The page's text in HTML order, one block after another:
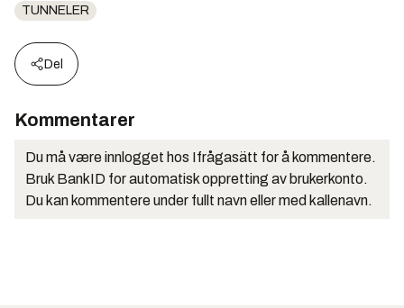
TUNNELER
Del
Kommentarer
Du må være innlogget hos Ifrågasätt for å kommentere.
Bruk BankID for automatisk oppretting av brukerkonto.
Du kan kommentere under fullt navn eller med kallenavn.